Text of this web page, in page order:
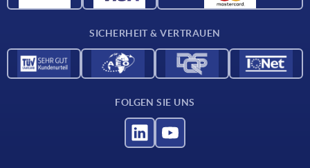
SICHERHEIT & VERTRAUEN
FOLGEN SIE UNS